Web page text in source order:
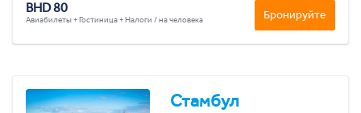
BHD 80
Авиабилеты + Гостиница + Налоги / на человека Бронируйте
Стамбул